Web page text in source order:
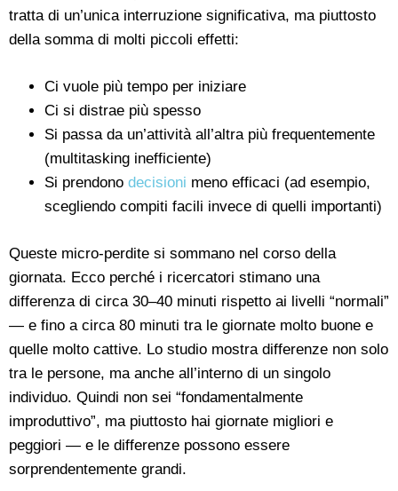
tratta di un’unica interruzione significativa, ma piuttosto
della somma di molti piccoli effetti:
Ci vuole più tempo per iniziare
Ci si distrae più spesso
Si passa da un’attività all’altra più frequentemente
(multitasking inefficiente)
Si prendono decisioni meno efficaci (ad esempio,
scegliendo compiti facili invece di quelli importanti)
Queste micro-perdite si sommano nel corso della
giornata. Ecco perché i ricercatori stimano una
differenza di circa 30–40 minuti rispetto ai livelli “normali”
— e fino a circa 80 minuti tra le giornate molto buone e
quelle molto cattive. Lo studio mostra differenze non solo
tra le persone, ma anche all’interno di un singolo
individuo. Quindi non sei “fondamentalmente
improduttivo”, ma piuttosto hai giornate migliori e
peggiori — e le differenze possono essere
sorprendentemente grandi.